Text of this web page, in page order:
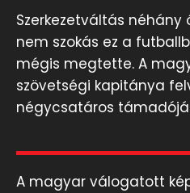
Szerkezetváltás
nem szokás ez a
mégis megtette. A
szövetségi kapitánya
négycsatáros
A magyar válogatott